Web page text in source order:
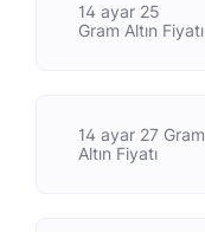
14 ayar 25
Gram Altın Fiyatı
14 ayar 27 Gram
Altın Fiyatı